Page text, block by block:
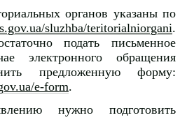
органов указаны по
sluzhba/teritorialniorgani.
подать письменное
электронного обращения
предложенную форму:
e-form.
нужно подготовить